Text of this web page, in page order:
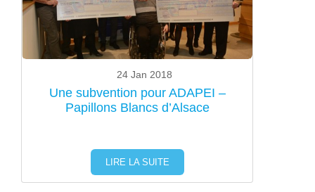
24 Jan 2018
Une subvention pour ADAPEI –
Papillons Blancs d’Alsace
LIRE LA SUITE